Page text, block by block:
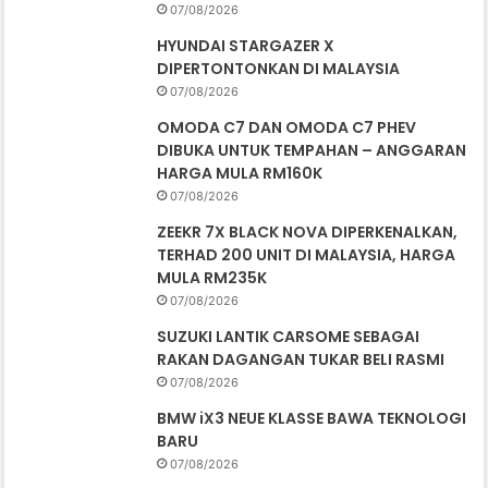
07/08/2026
HYUNDAI STARGAZER X
DIPERTONTONKAN DI MALAYSIA
07/08/2026
OMODA C7 DAN OMODA C7 PHEV
DIBUKA UNTUK TEMPAHAN – ANGGARAN
HARGA MULA RM160K
07/08/2026
ZEEKR 7X BLACK NOVA DIPERKENALKAN,
TERHAD 200 UNIT DI MALAYSIA, HARGA
MULA RM235K
07/08/2026
SUZUKI LANTIK CARSOME SEBAGAI
RAKAN DAGANGAN TUKAR BELI RASMI
07/08/2026
BMW iX3 NEUE KLASSE BAWA TEKNOLOGI
BARU
07/08/2026